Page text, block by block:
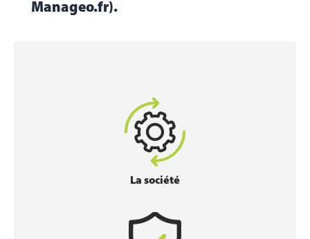
Manageo.fr).
La société